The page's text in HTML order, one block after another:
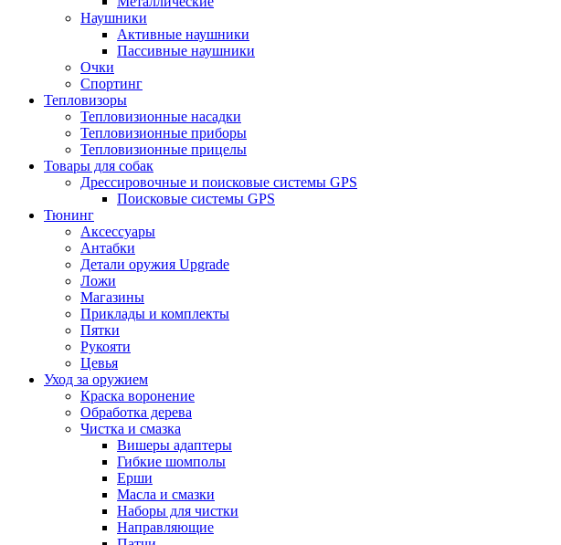
Наушники
Активные наушники
Пассивные наушники
Очки
Спортинг
Тепловизоры
Тепловизионные насадки
Тепловизионные приборы
Тепловизионные прицелы
Товары для собак
Дрессировочные и поисковые системы GPS
Поисковые системы GPS
Тюнинг
Аксессуары
Антабки
Детали оружия Upgrade
Ложи
Магазины
Приклады и комплекты
Пятки
Рукояти
Цевья
Уход за оружием
Краска воронение
Обработка дерева
Чистка и смазка
Вишеры адаптеры
Гибкие шомполы
Ерши
Масла и смазки
Наборы для чистки
Направляющие